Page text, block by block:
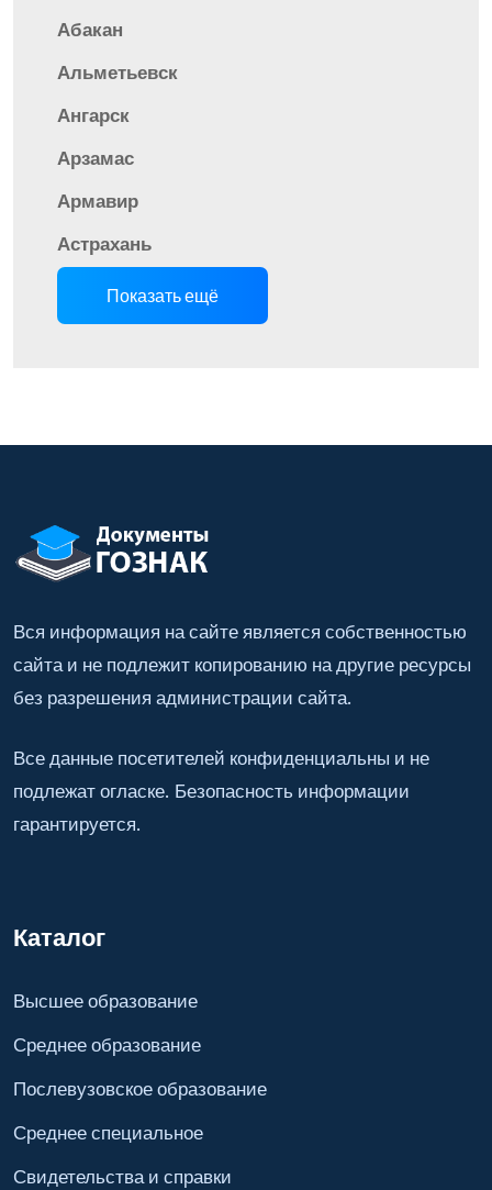
Абакан
Альметьевск
Ангарск
Арзамас
Армавир
Астрахань
Показать ещё
Вся информация на сайте является собственностью
сайта и не подлежит копированию на другие ресурсы
без разрешения администрации сайта.
Все данные посетителей конфиденциальны и не
подлежат огласке. Безопасность информации
гарантируется.
Каталог
Высшее образование
Среднее образование
Послевузовское образование
Среднее специальное
Свидетельства и справки